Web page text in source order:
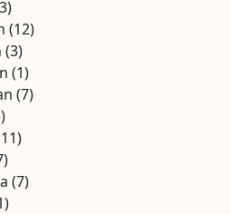
(12)
(3)
(1)
(7)
(7)